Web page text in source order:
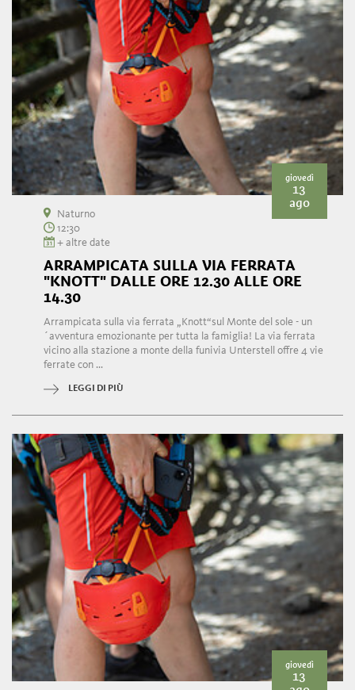
giovedì
13
ago
Naturno
12:30
+ altre date
ARRAMPICATA SULLA VIA FERRATA
"KNOTT" DALLE ORE 12.30 ALLE ORE
14.30
Arrampicata sulla via ferrata „Knott“sul Monte del sole - un
´avventura emozionante per tutta la famiglia! La via ferrata
vicino alla stazione a monte della funivia Unterstell offre 4 vie
ferrate con ...
LEGGI DI PIÙ
giovedì
13